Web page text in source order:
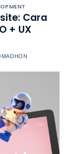
Cara
+ UX